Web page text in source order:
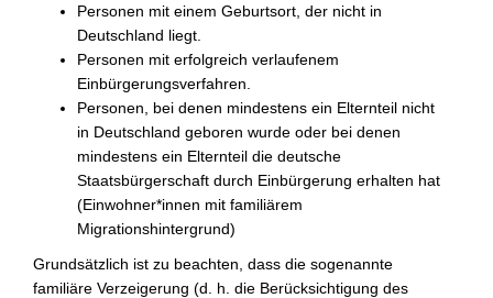
Personen mit einem Geburtsort, der nicht in
Deutschland liegt.
Personen mit erfolgreich verlaufenem
Einbürgerungsverfahren.
Personen, bei denen mindestens ein Elternteil nicht
in Deutschland geboren wurde oder bei denen
mindestens ein Elternteil die deutsche
Staatsbürgerschaft durch Einbürgerung erhalten hat
(Einwohner*innen mit familiärem
Migrationshintergrund)
Grundsätzlich ist zu beachten, dass die sogenannte
familiäre Verzeigerung (d. h. die Berücksichtigung des